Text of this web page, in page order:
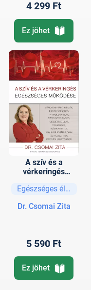
4 299 Ft
Ez jöhet
A szív és a
vérkeringés
működése
Egészséges életmód
Dr. Csomai Zita
5 590 Ft
Ez jöhet